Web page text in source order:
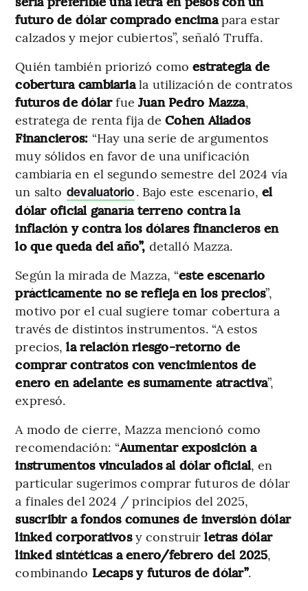
futuro de dólar comprado encimapara estar
calzados y mejor cubiertos”, señaló Truffa.
Quién también priorizó comoestrategia de
cobertura cambiariala utilización de contratos
futuros de dólarfue Juan Pedro Mazza,
estratega de renta fija deCohen Aliados
Financieros: “Hay una serie de argumentos
muy sólidos en favor de una unificación
cambiaria en el segundo semestre del 2024 vía
un salto devaluatorio. Bajo este escenario, el
dólar oficial ganaría terreno contra la
inflación y contra los dólares financieros en
lo que queda del año”, detalló Mazza.
Según la mirada de Mazza, “este escenario
prácticamente no se refleja en los precios”,
motivo por el cual sugiere tomar cobertura a
través de distintos instrumentos. “A estos
precios,la relación riesgo-retorno de
comprar contratos con vencimientos de
enero en adelante es sumamente atractiva”,
expresó.
A modo de cierre, Mazza mencionó como
recomendación: “Aumentar exposición a
instrumentos vinculados al dólar oficial, en
particular sugerimos comprar futuros de dólar
a finales del 2024 / principios del 2025,
suscribir a fondos comunes de inversión dólar
linked corporativosy construirletras dólar
linked sintéticas a enero/febrero del 2025,
combinando Lecaps y futuros de dólar”.